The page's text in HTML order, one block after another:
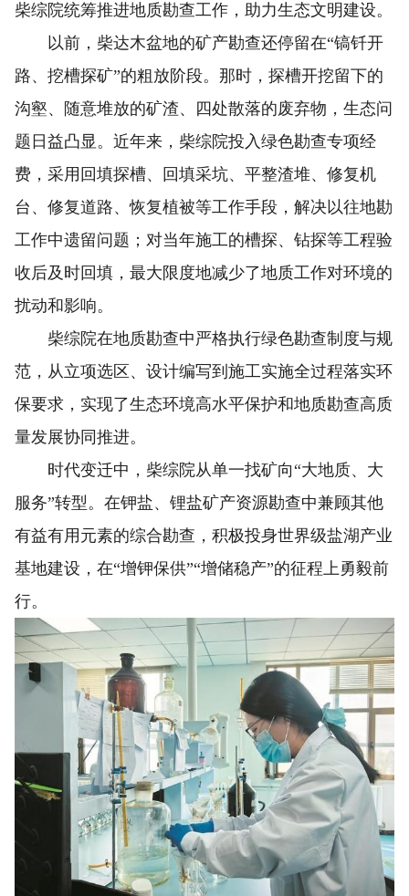
柴综院统筹推进地质勘查工作，助力生态文明建设。
以前，柴达木盆地的矿产勘查还停留在“镐钎开
路、挖槽探矿”的粗放阶段。那时，探槽开挖留下的
沟壑、随意堆放的矿渣、四处散落的废弃物，生态问
题日益凸显。近年来，柴综院投入绿色勘查专项经
费，采用回填探槽、回填采坑、平整渣堆、修复机
台、修复道路、恢复植被等工作手段，解决以往地勘
工作中遗留问题；对当年施工的槽探、钻探等工程验
收后及时回填，最大限度地减少了地质工作对环境的
扰动和影响。
柴综院在地质勘查中严格执行绿色勘查制度与规
范，从立项选区、设计编写到施工实施全过程落实环
保要求，实现了生态环境高水平保护和地质勘查高质
量发展协同推进。
时代变迁中，柴综院从单一找矿向“大地质、大
服务”转型。在钾盐、锂盐矿产资源勘查中兼顾其他
有益有用元素的综合勘查，积极投身世界级盐湖产业
基地建设，在“增钾保供”“增储稳产”的征程上勇毅前
行。